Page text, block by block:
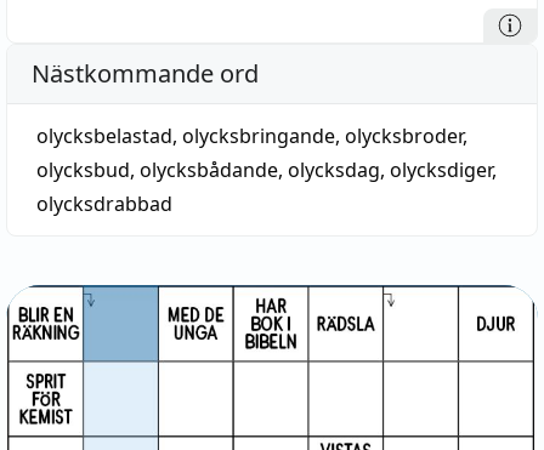
Nästkommande ord
olycksbelastad, olycksbringande, olycksbroder,
olycksbud, olycksbådande, olycksdag, olycksdiger,
olycksdrabbad